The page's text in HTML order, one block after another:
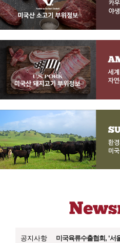
공지사항
미국육류수출협회, ‘서